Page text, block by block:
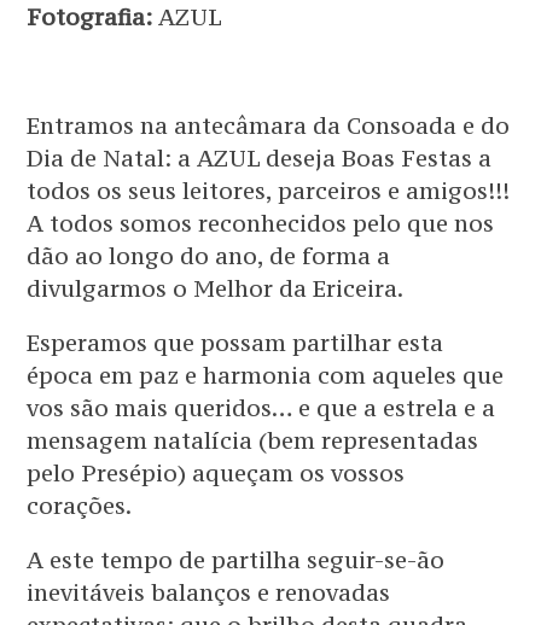
Fotografia: AZUL
Entramos na antecâmara da Consoada e do
Dia de Natal: a AZUL deseja Boas Festas a
todos os seus leitores, parceiros e amigos!!!
A todos somos reconhecidos pelo que nos
dão ao longo do ano, de forma a
divulgarmos o Melhor da Ericeira.
Esperamos que possam partilhar esta
época em paz e harmonia com aqueles que
vos são mais queridos… e que a estrela e a
mensagem natalícia (bem representadas
pelo Presépio) aqueçam os vossos
corações.
A este tempo de partilha seguir-se-ão
inevitáveis balanços e renovadas